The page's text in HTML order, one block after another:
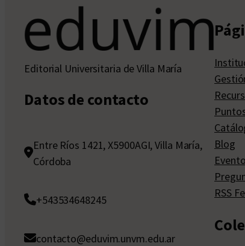
Editorial Universitaria de Villa María
Datos de contacto
Entre Ríos 1421, X5900AGI, Villa María,
Córdoba
+543534648245
contacto@eduvim.unvm.edu.ar
Blog
RSS